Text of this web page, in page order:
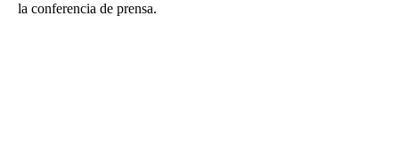
la conferencia de prensa.